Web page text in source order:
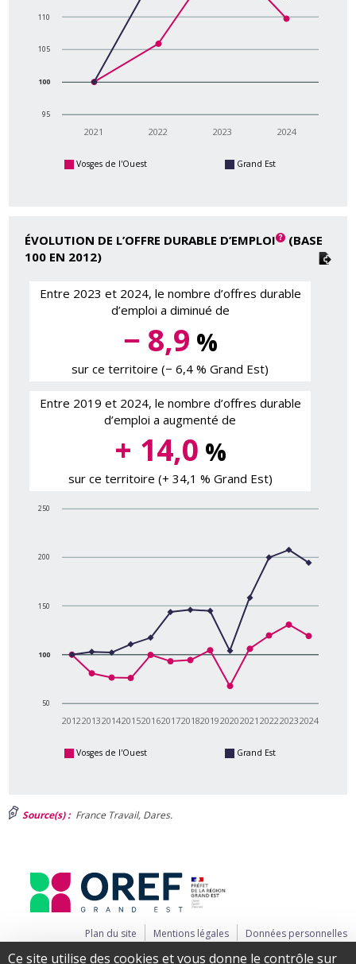
Ce site utilise des cookies et vous donne le contrôle sur
2021 2022 2023 2024
95
100
105
110
Vosges de l'Ouest Grand Est
ÉVOLUTION DE L’OFFRE DURABLE D’EMPLOI
(BASE
100 EN 2012)
Entre 2023 et 2024, le nombre d’offres durable
d’emploi a diminué de
− 8,9 %
sur ce territoire (− 6,4 % Grand Est)
Entre 2019 et 2024, le nombre d’offres durable
d’emploi a augmenté de
+ 14,0 %
sur ce territoire (+ 34,1 % Grand Est)
2012201320142015201620172018201920202021 202220232024
50
100
150
200
250
Vosges de l'Ouest Grand Est
Source(s) : France Travail, Dares.
Plan du site Mentions légales Données personnelles